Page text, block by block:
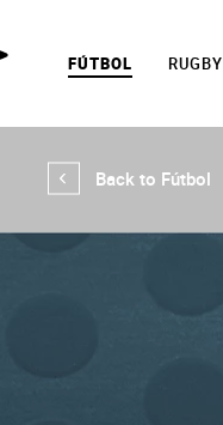
FÚTBOL RUGBY
Back to Fútbol